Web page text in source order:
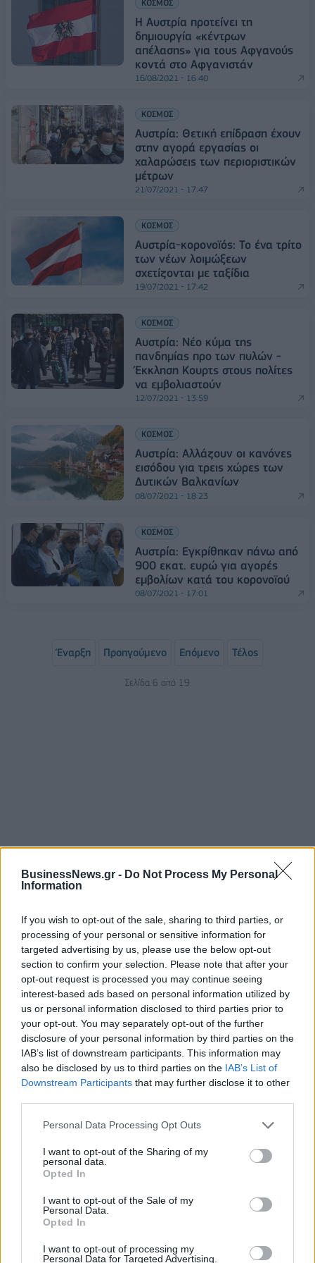
BusinessNews.gr - Do Not Process My Personal
Information
If you wish to opt-out of the sale, sharing to third parties, or
processing of your personal or sensitive information for
targeted advertising by us, please use the below opt-out
section to confirm your selection. Please note that after your
opt-out request is processed you may continue seeing
interest-based ads based on personal information utilized by
us or personal information disclosed to third parties prior to
your opt-out. You may separately opt-out of the further
disclosure of your personal information by third parties on the
IAB’s list of downstream participants. This information may
also be disclosed by us to third parties on the IAB’s List of
Downstream Participants that may further disclose it to other
Personal Data Processing Opt Outs
I want to opt-out of the Sharing of my
personal data.
Opted In
I want to opt-out of the Sale of my
Personal Data.
Opted In
I want to opt-out of processing my
Personal Data for Targeted Advertising.
ΚΟΣΜΟΣ
Η Αυστρία προτείνει τη
δημιουργία «κέντρων
απέλασης» για τους Αφγανούς
κοντά στο Αφγανιστάν
16/08/2021 - 16:40
ΚΟΣΜΟΣ
Αυστρία: Θετική επίδραση έχουν
στην αγορά εργασίας οι
χαλαρώσεις των περιοριστικών
μέτρων
21/07/2021 - 17:47
ΚΟΣΜΟΣ
Αυστρία-κορονοϊός: Το ένα τρίτο
των νέων λοιμώξεων
σχετίζονται με ταξίδια
19/07/2021 - 17:42
ΚΟΣΜΟΣ
Αυστρία: Νέο κύμα της
πανδημίας προ των πυλών -
Έκκληση Κουρτς στους πολίτες
να εμβολιαστούν
12/07/2021 - 13:59
ΚΟΣΜΟΣ
Αυστρία: Αλλάζουν οι κανόνες
εισόδου για τρεις χώρες των
Δυτικών Βαλκανίων
08/07/2021 - 18:23
ΚΟΣΜΟΣ
Αυστρία: Εγκρίθηκαν πάνω από
900 εκατ. ευρώ για αγορές
εμβολίων κατά του κορονοϊού
08/07/2021 - 17:01
Έναρξη Προηγούμενο Επόμενο Τέλος
Σελίδα 6 από 19
ΡΟΗ ΕΙΔΗΣΕΩΝ
περιμένει»
09/08/2026 - 14:34 ΠΟΛΙΤΙΚΗ
Ε. Τουρνάς: Πάνω από 400 πυρκαγιές σε δέκα
ημέρες - Σε επιφυλακή ο κρατικός μηχανισμός
09/08/2026 - 14:17 ΠΟΛΙΤΙΚΗ
Εξαγωγές: Η Ελλάδα κερδίζει τους Ευρωπαίους
ανταγωνιστές – Άνοδος μεριδίων σε 9 από 11
κλάδους (Εθνική Τράπεζα)
09/08/2026 - 13:51 ΟΙΚΟΝΟΜΙΑ
ηλεκτρονική μορφή»
09/08/2026 - 13:24 ΕΛΛΑΔΑ
Γερμανία: Το Βερολίνο θα επεκτείνει την έρευνα για
αεροδρόμιο
09/08/2026 - 12:57
Αυξημένη η επιβατική κίνηση από το λιμάνι του